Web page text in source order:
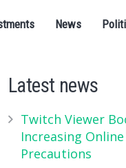
News
Latest news
Twitch Viewer
Increasing
Precautions